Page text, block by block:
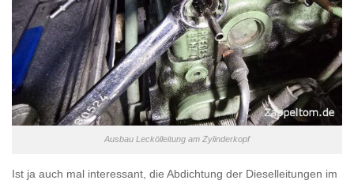
Ausbau Leckölleitung am Zylinderkopf
Ist ja auch mal interessant, die Abdichtung der Dieselleitungen im